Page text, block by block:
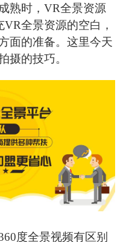
熟时，VR全景资源
全景资源的空白，
面的准备。这里今天
摄的技巧。
度全景视频有区别